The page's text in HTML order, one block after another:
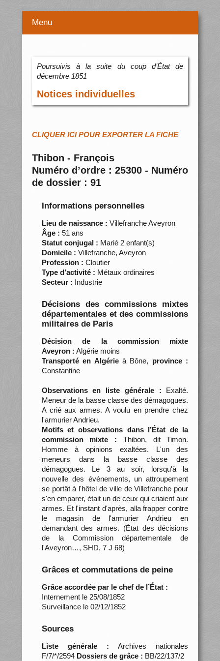
Menu
Poursuivis à la suite du coup d’État de
décembre 1851
Notices individuelles
CLIQUER ICI POUR EXPORTER LA FICHE
Thibon - François
Numéro d’ordre : 25300 - Numéro
de dossier : 91
Informations personnelles
Lieu de naissance : Villefranche Aveyron
Âge : 51 ans
Statut conjugal : Marié 2 enfant(s)
Domicile : Villefranche, Aveyron
Profession : Cloutier
Type d’activité : Métaux ordinaires
Secteur : Industrie
Décisions des commissions mixtes
départementales et des commissions
militaires de Paris
Décision de la commission mixte
Aveyron : Algérie moins
Transporté en Algérieà Bône, province :
Constantine
Observations en liste générale : Exalté.
Meneur de la basse classe des démagogues.
A crié aux armes. A voulu en prendre chez
l'armurier Andrieu.
Motifs et observations dans l’État de la
commission mixte : Thibon, dit Timon.
Homme à opinions exaltées. L'un des
meneurs dans la basse classe des
démagogues. Le 3 au soir, lorsqu'à la
nouvelle des événements, un attroupement
se portât à l'hôtel de ville de Villefranche pour
s'en emparer, était un de ceux qui criaient aux
armes. Et l'instant d'après, alla frapper contre
le magasin de l'armurier Andrieu en
demandant des armes. (État des décisions
de la Commission départementale de
l'Aveyron…, SHD, 7 J 68)
Grâces et commutations de peine
Grâce accordée par le chef de l’État :
Internement le 25/08/1852
Surveillance le 02/12/1852
Sources
Liste générale : Archives nationales
F/7/*/2594 Dossiers de grâce : BB/22/137/2